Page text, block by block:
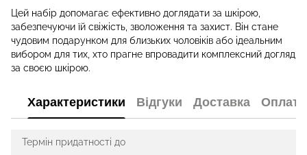
Цей набір допомагає ефективно доглядати за шкірою,
забезпечуючи їй свіжість, зволоження та захист. Він стане
чудовим подарунком для близьких чоловіків або ідеальним
вибором для тих, хто прагне впровадити комплексний догляд
за своєю шкірою.
Характеристики Відгуки Доставка Оплата
Термін придатності до